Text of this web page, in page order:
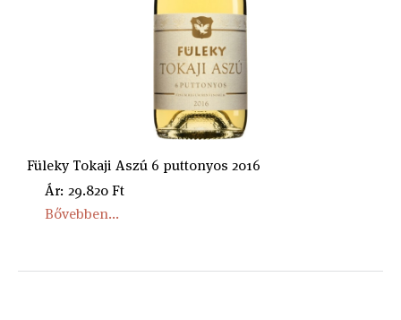
Füleky Tokaji Aszú 6 puttonyos 2016
Ár: 29.820 Ft
Bővebben...